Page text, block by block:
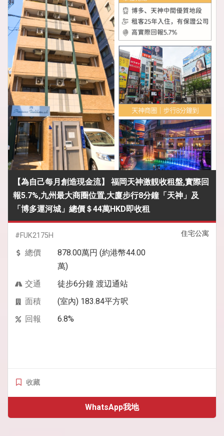
【為自己每月創造現金流】 福岡天神激靚收租盤,實際回
報5.7%,九州最大商圈位置,大廈步行8分鐘「天神」及
「博多運河城」總價＄44萬HKD即收租
住宅公寓
#FUK2175H
總價
878.00萬円 (約港幣44.00
萬)
交通
徒步6分鐘 渡辺通站
面積
(室內) 183.84平方呎
回報
6.8%
收藏
WhatsApp我地